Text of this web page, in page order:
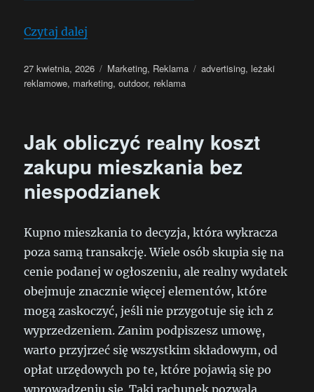
Czytaj dalej
Data
publikacji
27 kwietnia, 2026 Kategorie
Marketing, Reklama Tagi
advertising, leżaki
reklamowe, marketing,outdoor, reklama
Jak obliczyć realny koszt
zakupu mieszkania bez
niespodzianek
Kupno mieszkania to decyzja, która wykracza
poza samą transakcję. Wiele osób skupia się na
cenie podanej w ogłoszeniu, ale realny wydatek
obejmuje znacznie więcej elementów, które
mogą zaskoczyć, jeśli nie przygotuje się ich z
wyprzedzeniem. Zanim podpiszesz umowę,
warto przyjrzeć się wszystkim składowym, od
opłat urzędowych po te, które pojawią się po
wprowadzeniu się. Taki rachunek pozwala